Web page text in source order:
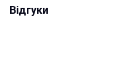
Відгуки